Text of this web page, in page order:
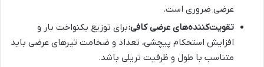
عرضی ضروری است.
تقویت‌کننده‌های عرضی کافی:برای توزیع یکنواخت بار و
افزایش استحکام پیچشی، تعداد و ضخامت تیرهای عرضی باید
متناسب با طول و ظرفیت تریلی باشد.